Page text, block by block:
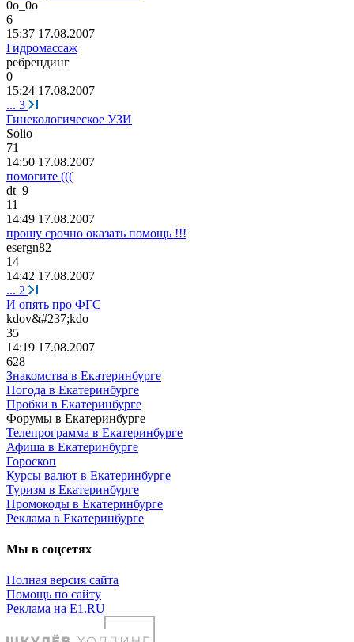
0о _0о
6
15:37 17.08.2007
Гидромассаж
ребрендинг
0
15:24 17.08.2007
... 3
Гинекологическое УЗИ
Solio
71
14:50 17.08.2007
помогите (((
dt_9
11
14:49 17.08.2007
прошу срочно оказать помощь !!!
esergn82
14
14:42 17.08.2007
... 2
И опять про ФГС
kdov&#237;kdo
35
14:19 17.08.2007
628
Знакомства в Екатеринбурге
Погода в Екатеринбурге
Пробки в Екатеринбурге
Форумы в Екатеринбурге
Телепрограмма в Екатеринбурге
Афиша в Екатеринбурге
Гороскоп
Курсы валют в Екатеринбурге
Туризм в Екатеринбурге
Промокоды в Екатеринбурге
Реклама в Екатеринбурге
Мы в соцсетях
Полная версия сайта
Помощь по сайту
Реклама на E1.RU